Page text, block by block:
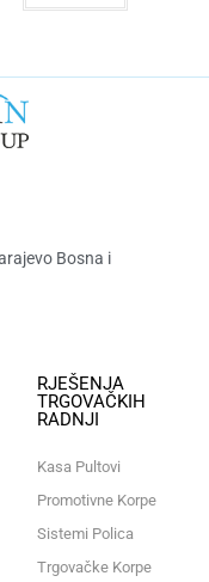
Bosna i
RJEŠENJA
TRGOVAČKIH
RADNJI
Kasa Pultovi
Promotivne Korpe
Sistemi Polica
Trgovačke Korpe